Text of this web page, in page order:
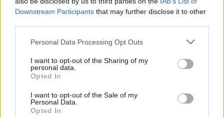
Downstream Participants that may further disclose it to other
Personal Data Processing Opt Outs
I want to opt-out of the Sharing of my
personal data.
Opted In
I want to opt-out of the Sale of my
Personal Data.
Opted In
Paroles + Traduction Téléchargement
Vidéos
Commentaires
Dire «merci» pour cette traduction